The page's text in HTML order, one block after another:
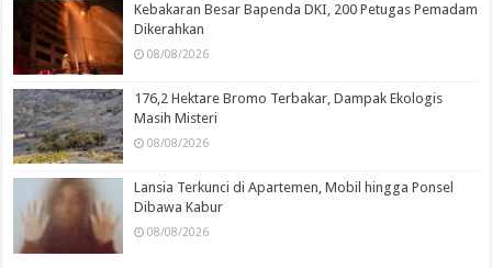
Kebakaran Besar Bapenda DKI, 200 Petugas Pemadam
Dikerahkan
08/08/2026
176,2 Hektare Bromo Terbakar, Dampak Ekologis
Masih Misteri
08/08/2026
Lansia Terkunci di Apartemen, Mobil hingga Ponsel
Dibawa Kabur
08/08/2026